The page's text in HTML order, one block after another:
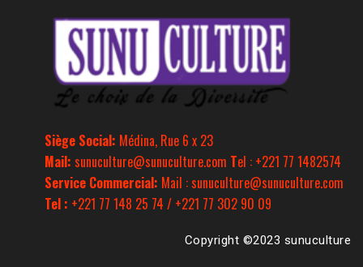
Siège Social: Médina, Rue 6 x 23
Mail: sunuculture@sunuculture.com Tel : +221 77 1482574
Service Commercial: Mail : sunuculture@sunuculture.com
Tel : +221 77 148 25 74 / +221 77 302 90 09
Copyright ©2023 sunuculture